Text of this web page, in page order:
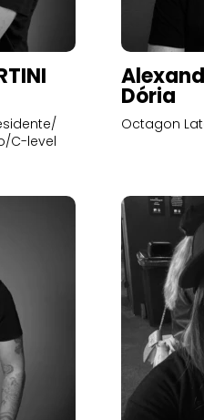
C-level
Dória
Octagon